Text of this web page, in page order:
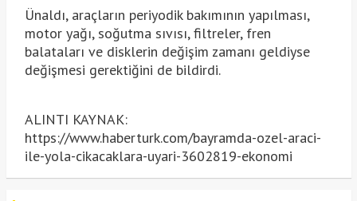
Ünaldı, araçların periyodik bakımının yapılması,
motor yağı, soğutma sıvısı, filtreler, fren
balataları ve disklerin değişim zamanı geldiyse
değişmesi gerektiğini de bildirdi.
ALINTI KAYNAK:
https://www.haberturk.com/bayramda-ozel-araci-
ile-yola-cikacaklara-uyari-3602819-ekonomi